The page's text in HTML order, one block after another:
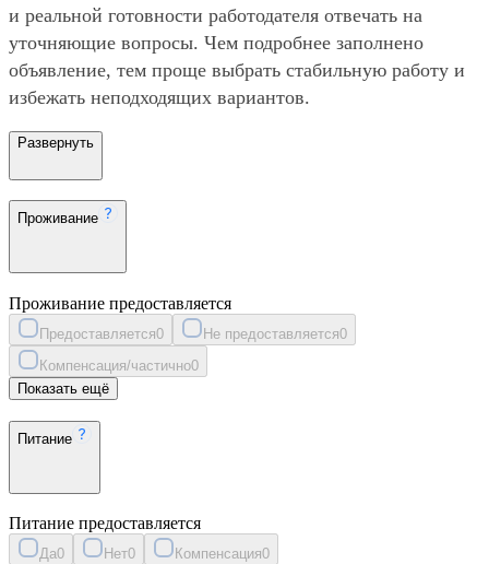
и реальной готовности работодателя отвечать на
уточняющие вопросы. Чем подробнее заполнено
объявление, тем проще выбрать стабильную работу и
избежать неподходящих вариантов.
Развернуть
Проживание
Проживание предоставляется
Предоставляется0 Не предоставляется0
Компенсация/частично0
Показать ещё
Питание
Питание предоставляется
Да0 Нет0 Компенсация0